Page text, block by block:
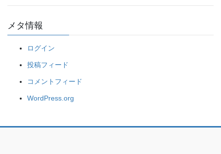
メタ情報
ログイン
投稿フィード
コメントフィード
WordPress.org